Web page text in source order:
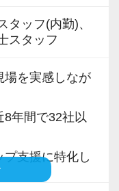
いません。
社することを
事へのコミッ
にワークライ
量に配慮して
と勉強、プラ
てほしいと思
ーレス化。
クラウド、既存
用しています。
認定アドバイ
バイザー資格
計freee 上級エ
費用は事務所
タッフ(内勤)、
スタッフ
場を実感しなが
8年間で32社以
支援に特化し